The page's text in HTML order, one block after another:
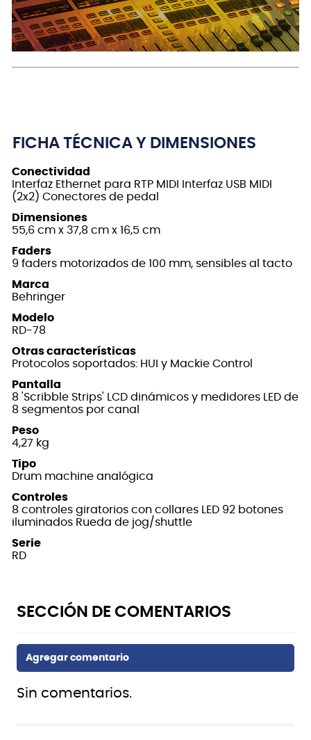
FICHA TÉCNICA Y DIMENSIONES
Conectividad
Interfaz Ethernet para RTP MIDI Interfaz USB MIDI
(2x2) Conectores de pedal
Dimensiones
55,6 cm x 37,8 cm x 16,5 cm
Faders
9 faders motorizados de 100 mm, sensibles al tacto
Marca
Behringer
Modelo
RD-78
Otras características
Protocolos soportados: HUI y Mackie Control
Pantalla
8 'Scribble Strips' LCD dinámicos y medidores LED de
8 segmentos por canal
Peso
4,27 kg
Tipo
Drum machine analógica
Controles
8 controles giratorios con collares LED 92 botones
iluminados Rueda de jog/shuttle
Serie
RD
Sin comentarios.